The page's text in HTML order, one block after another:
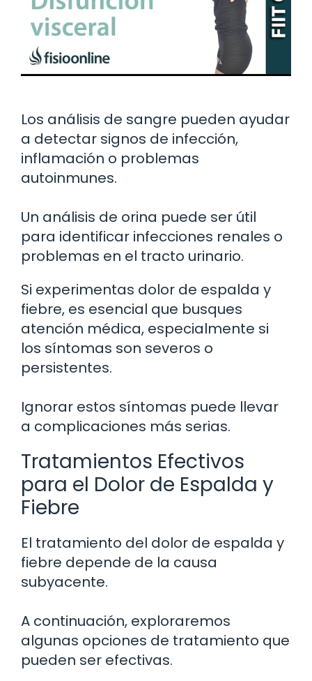
Los análisis de sangre pueden ayudar
a detectar signos de infección,
inflamación o problemas
autoinmunes.
Un análisis de orina puede ser útil
para identificar infecciones renales o
problemas en el tracto urinario.
Si experimentas dolor de espalda y
fiebre, es esencial que busques
atención médica, especialmente si
los síntomas son severos o
persistentes.
Ignorar estos síntomas puede llevar
a complicaciones más serias.
Tratamientos Efectivos
para el Dolor de Espalda y
Fiebre
El tratamiento del dolor de espalda y
fiebre depende de la causa
subyacente.
A continuación, exploraremos
algunas opciones de tratamiento que
pueden ser efectivas.